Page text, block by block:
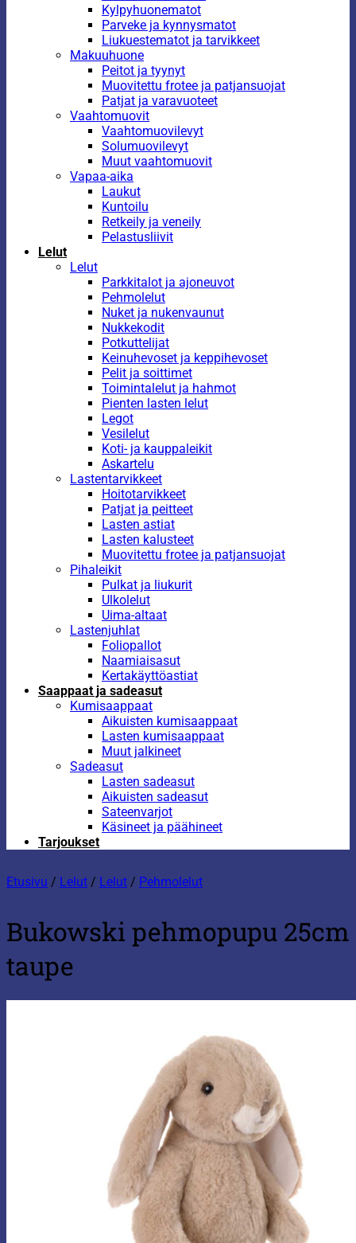
Kylpyhuonematot
Parveke ja kynnysmatot
Liukuestematot ja tarvikkeet
Makuuhuone
Peitot ja tyynyt
Muovitettu frotee ja patjansuojat
Patjat ja varavuoteet
Vaahtomuovit
Vaahtomuovilevyt
Solumuovilevyt
Muut vaahtomuovit
Vapaa-aika
Laukut
Kuntoilu
Retkeily ja veneily
Pelastusliivit
Lelut
Lelut
Parkkitalot ja ajoneuvot
Pehmolelut
Nuket ja nukenvaunut
Nukkekodit
Potkuttelijat
Keinuhevoset ja keppihevoset
Pelit ja soittimet
Toimintalelut ja hahmot
Pienten lasten lelut
Legot
Vesilelut
Koti- ja kauppaleikit
Askartelu
Lastentarvikkeet
Hoitotarvikkeet
Patjat ja peitteet
Lasten astiat
Lasten kalusteet
Muovitettu frotee ja patjansuojat
Pihaleikit
Pulkat ja liukurit
Ulkolelut
Uima-altaat
Lastenjuhlat
Foliopallot
Naamiaisasut
Kertakäyttöastiat
Saappaat ja sadeasut
Kumisaappaat
Aikuisten kumisaappaat
Lasten kumisaappaat
Muut jalkineet
Sadeasut
Lasten sadeasut
Aikuisten sadeasut
Sateenvarjot
Käsineet ja päähineet
Tarjoukset
Etusivu / Lelut / Lelut / Pehmolelut
Bukowski pehmopupu 25cm
taupe